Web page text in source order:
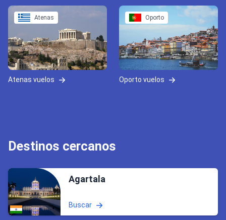
Atenas
Atenas vuelos
Oporto
Oporto vuelos
Destinos cercanos
Agartala
Buscar